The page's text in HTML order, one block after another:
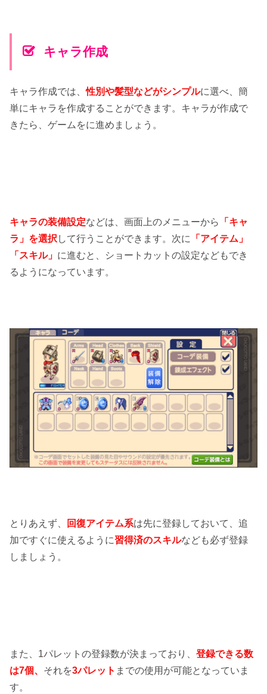
キャラ作成
キャラ作成では、性別や髪型などがシンプルに選べ、簡
単にキャラを作成することができます。キャラが作成で
きたら、ゲームをに進めましょう。
キャラの装備設定などは、画面上のメニューから
「キャ
ラ」を選択 して行うことができます。次に
「アイテム」
「スキル」 に進むと、ショートカットの設定などもでき
るようになっています。
とりあえず、 回復アイテム系は先に登録しておいて、追
加ですぐに使えるように習得済のスキルなども必ず登録
しましょう。
また、1パレットの登録数が決まっており、登録できる数
は7個、 それを3パレット までの使用が可能となっていま
す。